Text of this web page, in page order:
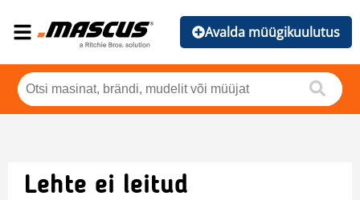
Avalda müügikuulutus
Lehte ei leitud